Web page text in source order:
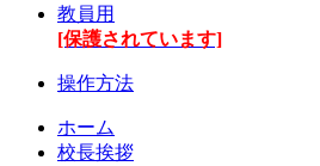
教員用
[保護されています]
操作方法
ホーム
校長挨拶